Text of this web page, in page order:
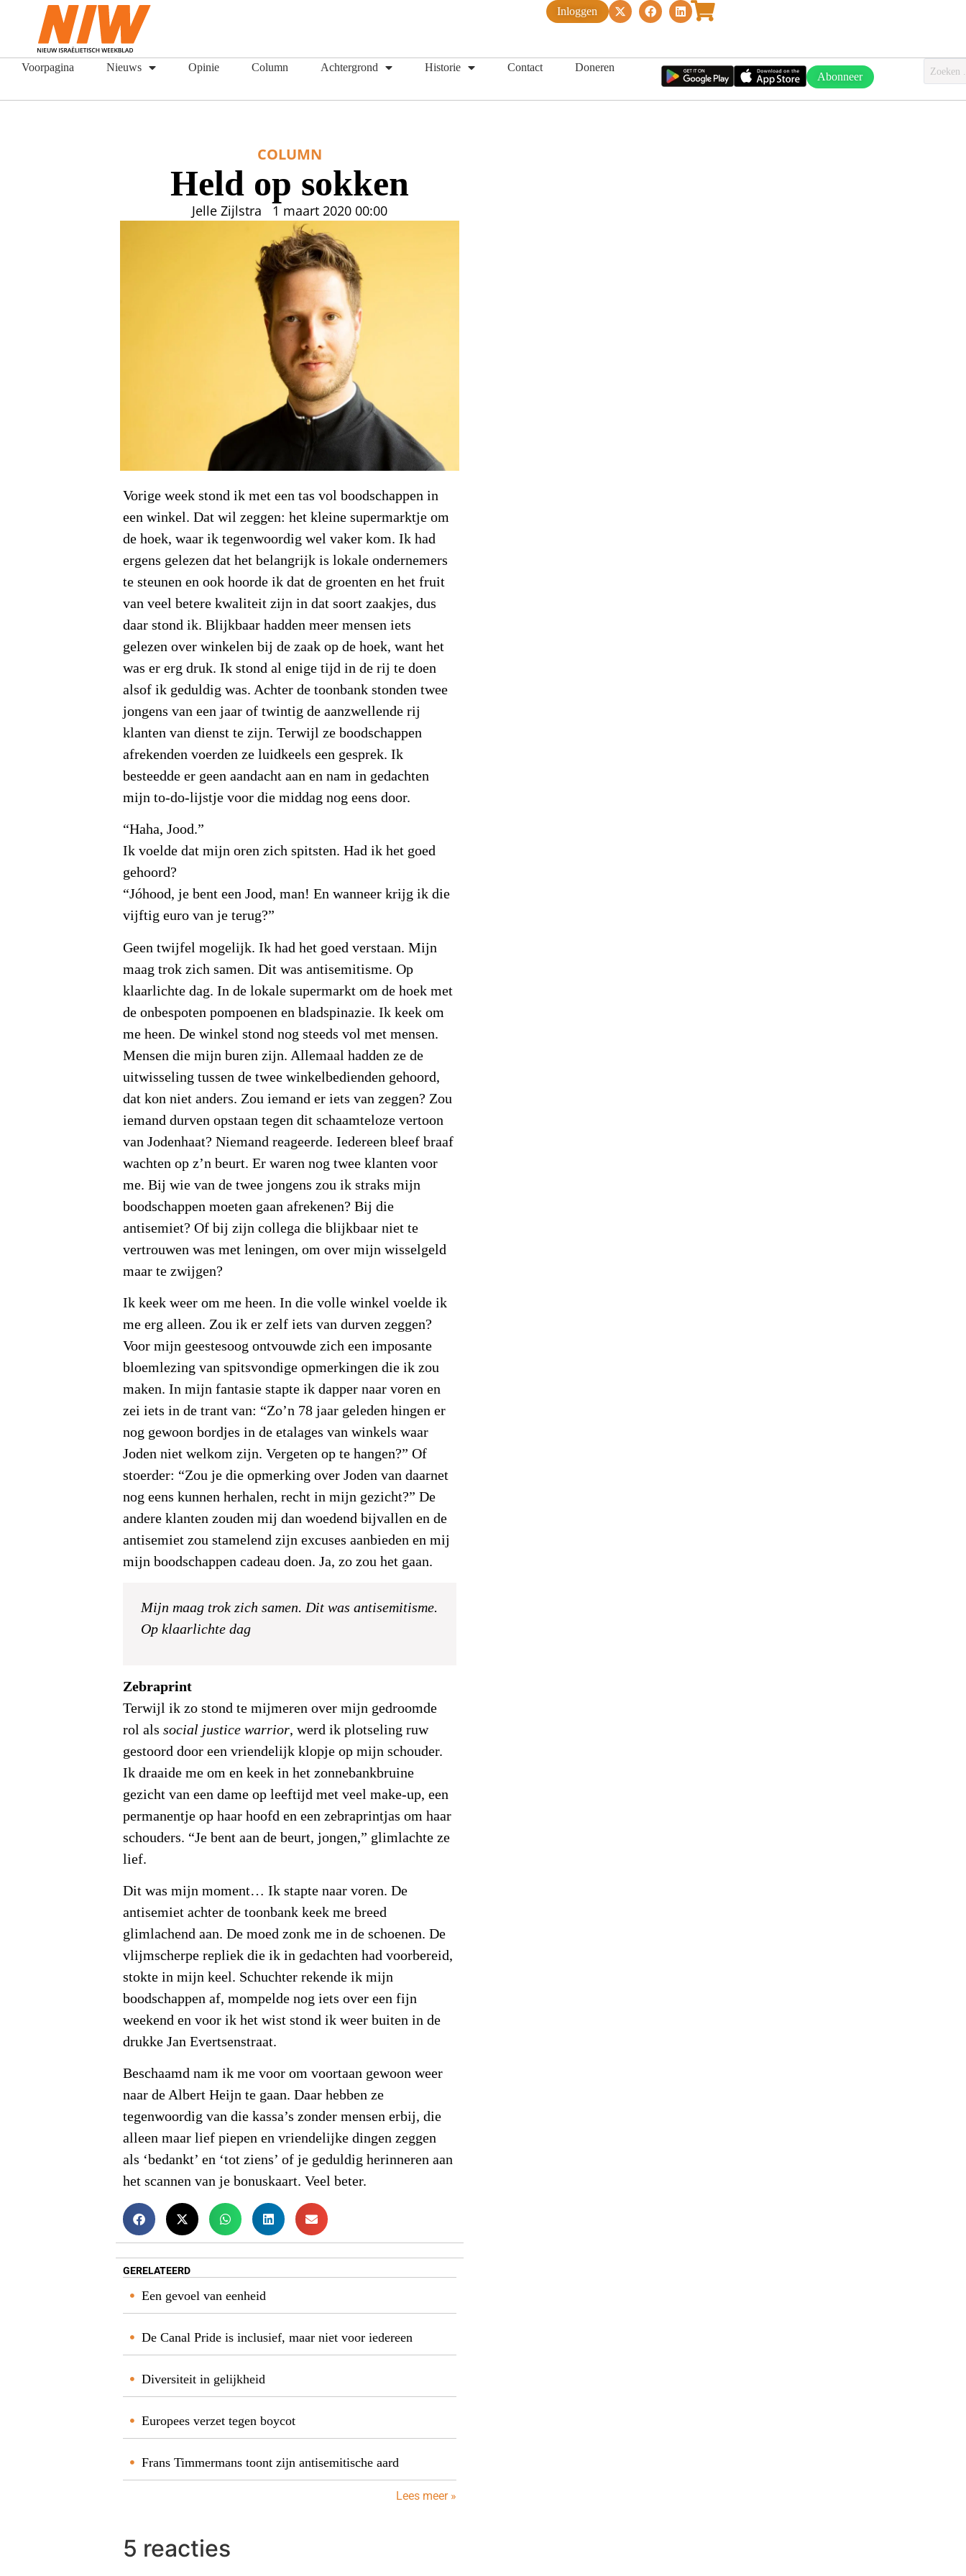
Inloggen
Voorpagina Nieuws Opinie Column Achtergrond Historie Contact Doneren
Abonneer
COLUMN
Held op sokken
Jelle Zijlstra 1 maart 2020 00:00
Vorige week stond ik met een tas vol boodschappen in
een winkel. Dat wil zeggen: het kleine supermarktje om
de hoek, waar ik tegenwoordig wel vaker kom. Ik had
ergens gelezen dat het belangrijk is lokale ondernemers
te steunen en ook hoorde ik dat de groenten en het fruit
van veel betere kwaliteit zijn in dat soort zaakjes, dus
daar stond ik. Blijkbaar hadden meer mensen iets
gelezen over winkelen bij de zaak op de hoek, want het
was er erg druk. Ik stond al enige tijd in de rij te doen
alsof ik geduldig was. Achter de toonbank stonden twee
jongens van een jaar of twintig de aanzwellende rij
klanten van dienst te zijn. Terwijl ze boodschappen
afrekenden voerden ze luidkeels een gesprek. Ik
besteedde er geen aandacht aan en nam in gedachten
mijn to-do-lijstje voor die middag nog eens door.
“Haha, Jood.”
Ik voelde dat mijn oren zich spitsten. Had ik het goed
gehoord?
“Jóhood, je bent een Jood, man! En wanneer krijg ik die
vijftig euro van je terug?”
Geen twijfel mogelijk. Ik had het goed verstaan. Mijn
maag trok zich samen. Dit was antisemitisme. Op
klaarlichte dag. In de lokale supermarkt om de hoek met
de onbespoten pompoenen en bladspinazie. Ik keek om
me heen. De winkel stond nog steeds vol met mensen.
Mensen die mijn buren zijn. Allemaal hadden ze de
uitwisseling tussen de twee winkelbedienden gehoord,
dat kon niet anders. Zou iemand er iets van zeggen? Zou
iemand durven opstaan tegen dit schaamteloze vertoon
van Jodenhaat? Niemand reageerde. Iedereen bleef braaf
wachten op z’n beurt. Er waren nog twee klanten voor
me. Bij wie van de twee jongens zou ik straks mijn
boodschappen moeten gaan afrekenen? Bij die
antisemiet? Of bij zijn collega die blijkbaar niet te
vertrouwen was met leningen, om over mijn wisselgeld
maar te zwijgen?
Ik keek weer om me heen. In die volle winkel voelde ik
me erg alleen. Zou ik er zelf iets van durven zeggen?
Voor mijn geestesoog ontvouwde zich een imposante
bloemlezing van spitsvondige opmerkingen die ik zou
maken. In mijn fantasie stapte ik dapper naar voren en
zei iets in de trant van: “Zo’n 78 jaar geleden hingen er
nog gewoon bordjes in de etalages van winkels waar
Joden niet welkom zijn. Vergeten op te hangen?” Of
stoerder: “Zou je die opmerking over Joden van daarnet
nog eens kunnen herhalen, recht in mijn gezicht?” De
andere klanten zouden mij dan woedend bijvallen en de
antisemiet zou stamelend zijn excuses aanbieden en mij
mijn boodschappen cadeau doen. Ja, zo zou het gaan.
Mijn maag trok zich samen. Dit was antisemitisme.
Op klaarlichte dag
Zebraprint
Terwijl ik zo stond te mijmeren over mijn gedroomde
rol als social justice warrior, werd ik plotseling ruw
gestoord door een vriendelijk klopje op mijn schouder.
Ik draaide me om en keek in het zonnebankbruine
gezicht van een dame op leeftijd met veel make-up, een
permanentje op haar hoofd en een zebraprintjas om haar
schouders. “Je bent aan de beurt, jongen,” glimlachte ze
lief.
Dit was mijn moment… Ik stapte naar voren. De
antisemiet achter de toonbank keek me breed
glimlachend aan. De moed zonk me in de schoenen. De
vlijmscherpe repliek die ik in gedachten had voorbereid,
stokte in mijn keel. Schuchter rekende ik mijn
boodschappen af, mompelde nog iets over een fijn
weekend en voor ik het wist stond ik weer buiten in de
drukke Jan Evertsenstraat.
Beschaamd nam ik me voor om voortaan gewoon weer
naar de Albert Heijn te gaan. Daar hebben ze
tegenwoordig van die kassa’s zonder mensen erbij, die
alleen maar lief piepen en vriendelijke dingen zeggen
als ‘bedankt’ en ‘tot ziens’ of je geduldig herinneren aan
het scannen van je bonuskaart. Veel beter.
GERELATEERD
Een gevoel van eenheid
De Canal Pride is inclusief, maar niet voor iedereen
Diversiteit in gelijkheid
Europees verzet tegen boycot
Frans Timmermans toont zijn antisemitische aard
Lees meer »
5 reacties